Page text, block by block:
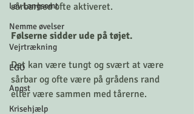
Lev Langsomt
Nemme øvelser
Vejrtrækning
EGO
Angst
Krisehjælp
sårbarhed ofte aktiveret.
Følserne sidder ude på tøjet.
Det kan være tungt og svært at være
sårbar og ofte være på grådens rand
eller være sammen med tårerne.